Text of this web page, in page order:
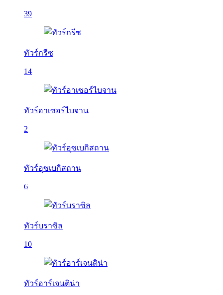
39
ทัวร์กรีซ
14
ทัวร์อาเซอร์ไบจาน
2
ทัวร์อุซเบกิสถาน
6
ทัวร์บราซิล
10
ทัวร์อาร์เจนติน่า